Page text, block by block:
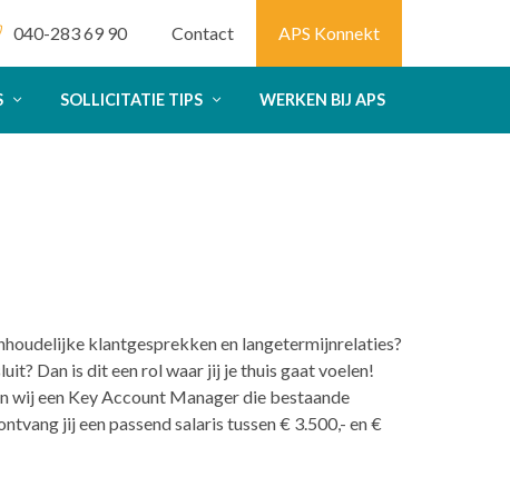
040-283 69 90 Contact APS Konnekt
SOLLICITATIE TIPS WERKEN BIJ APS
klantgesprekken en langetermijnrelaties?
Dan is dit een rol waar jij je thuis gaat voelen!
wij een Key Account Manager die bestaande
jij een passend salaris tussen € 3.500,- en €